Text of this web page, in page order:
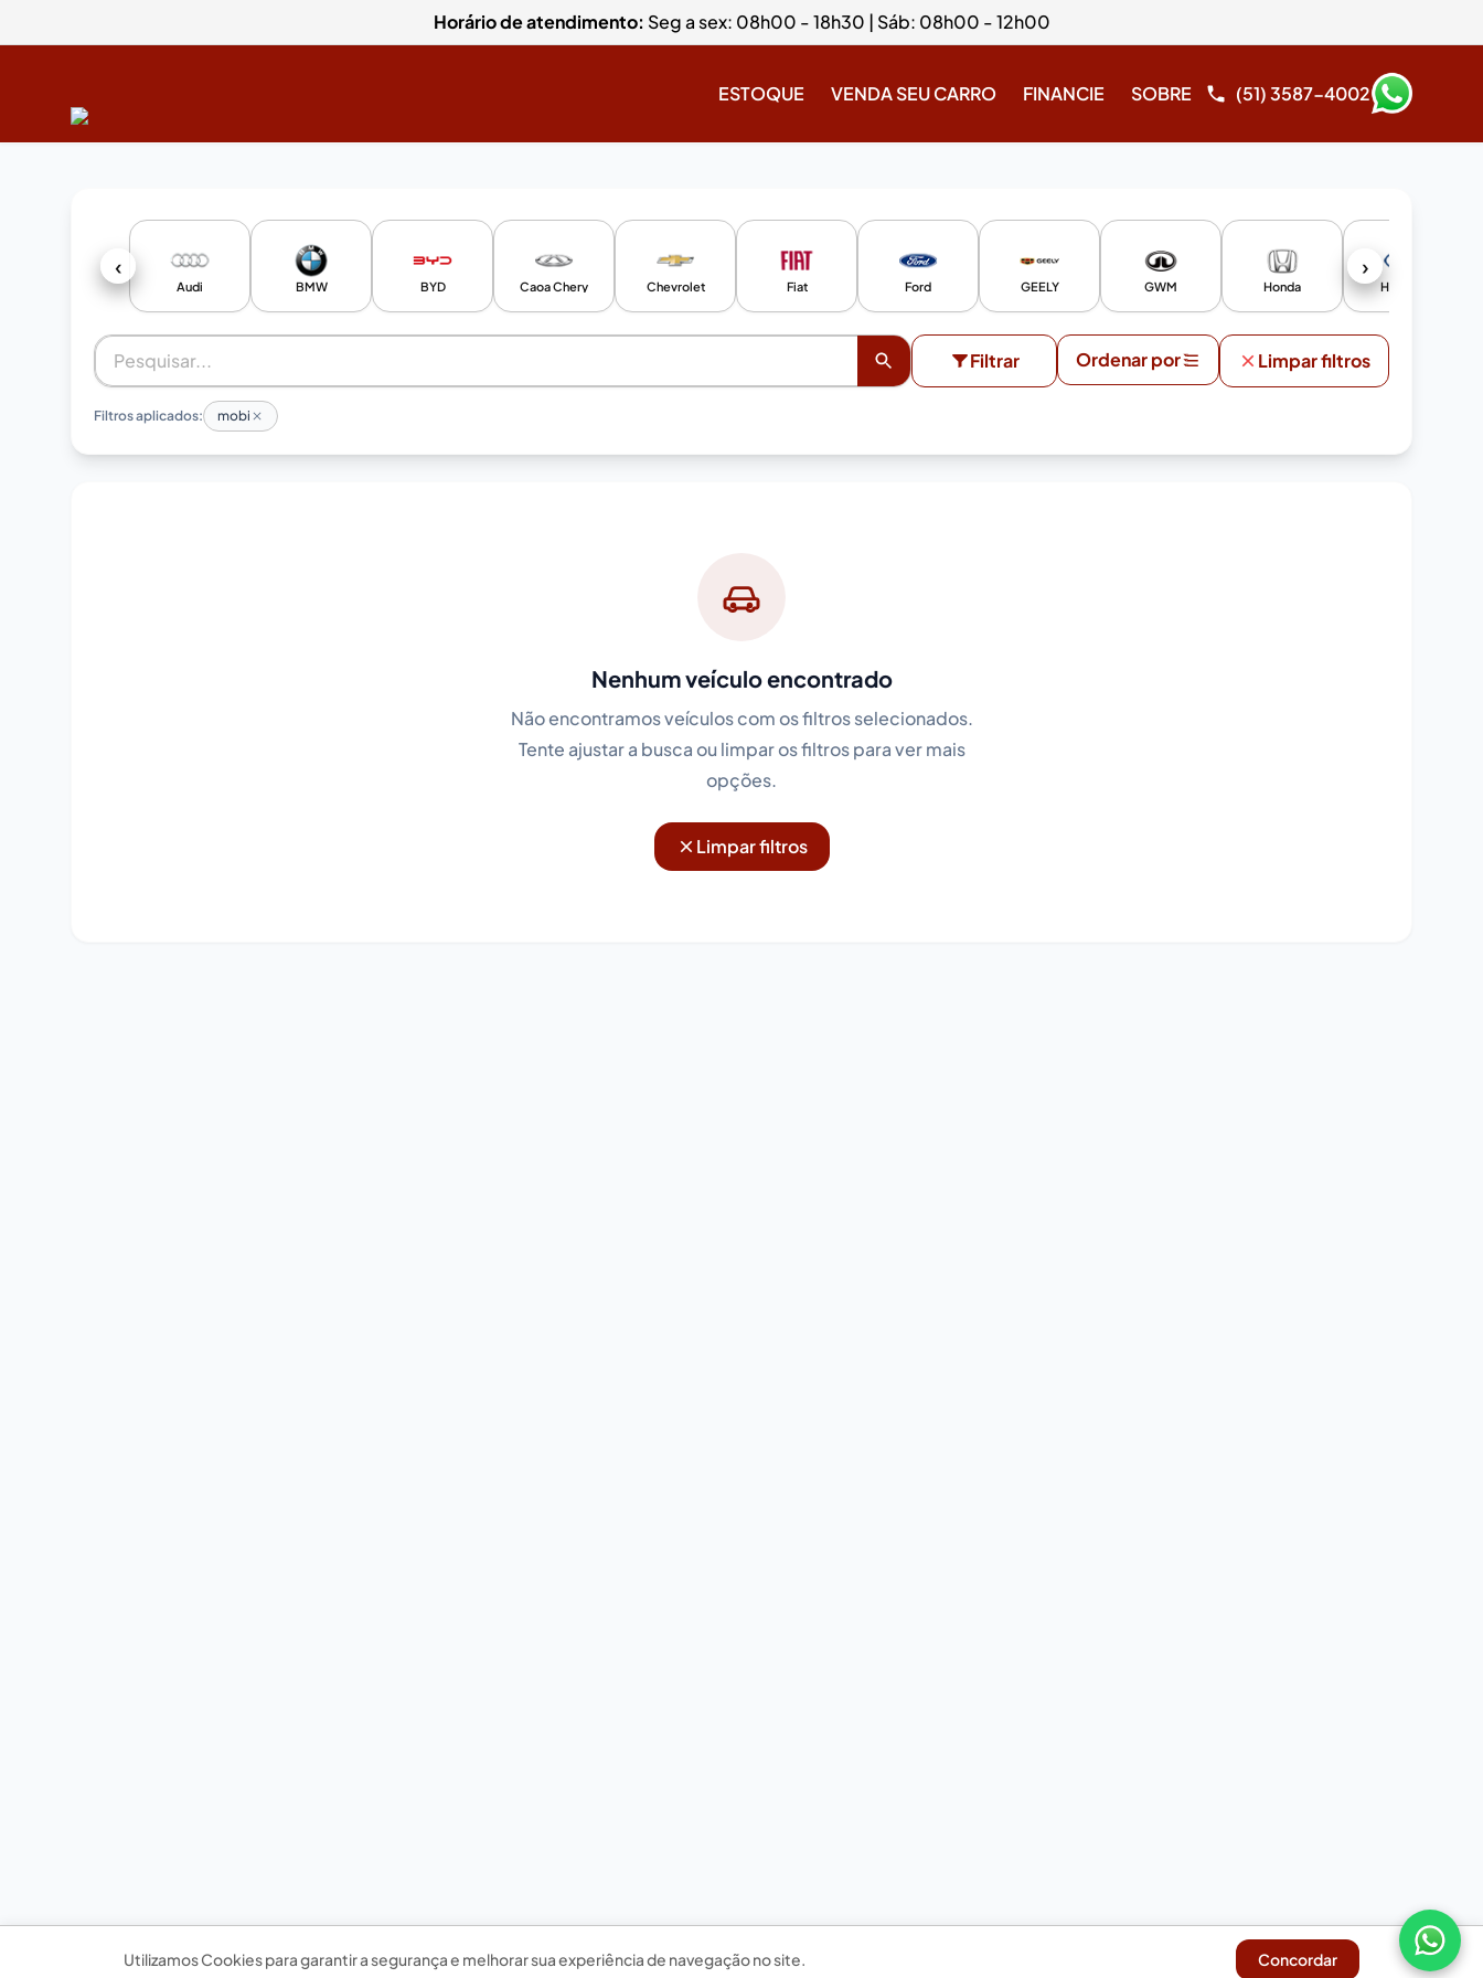
Horário de atendimento: Seg a sex: 08h00 - 18h30 | Sáb: 08h00 - 12h00
ESTOQUE VENDA SEU CARRO FINANCIE SOBRE (51) 3587-4002
‹ ›
Audi BMW BYD Caoa Chery Chevrolet Fiat Ford GEELY GWM Honda Hyundai
Filtrar Ordenar por Limpar filtros
Filtros aplicados: mobi
Nenhum veículo encontrado
Não encontramos veículos com os filtros selecionados.
Tente ajustar a busca ou limpar os filtros para ver mais
opções.
Limpar filtros
Utilizamos Cookies para garantir a segurança e melhorar sua experiência de navegação no site. Concordar